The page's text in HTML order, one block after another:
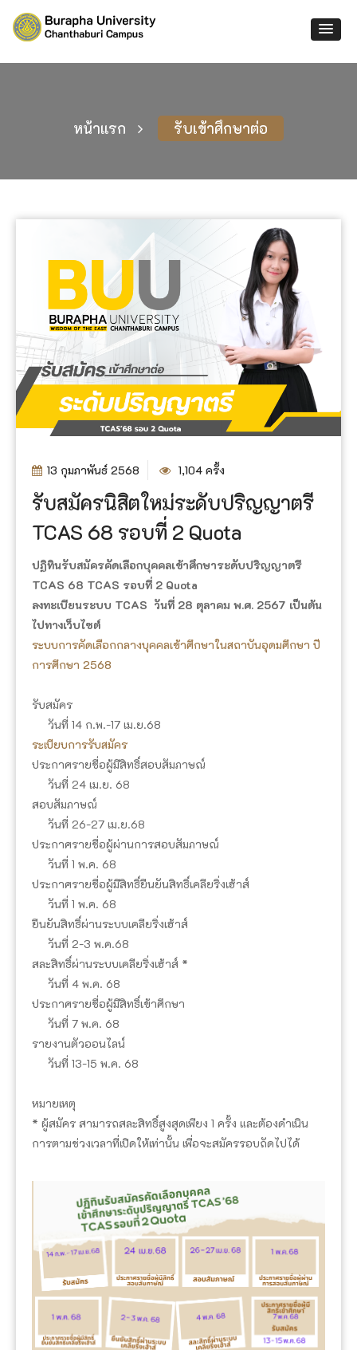
หน้าแรก รับเข้าศึกษาต่อ
13 กุมภาพันธ์ 2568 1,104 ครั้ง
รับสมัครนิสิตใหม่ระดับปริญญาตรี
TCAS 68 รอบที่ 2 Quota
ปฏิทินรับสมัครคัดเลือกบุคคลเข้าศึกษาระดับปริญญาตรี
TCAS 68 TCAS รอบที่ 2 Quota
ลงทะเบียนระบบ TCAS วันที่ 28 ตุลาคม พ.ศ. 2567 เป็นต้น
ไปทางเว็บไซต์
ระบบการคัดเลือกกลางบุคคลเข้าศึกษาในสถาบันอุดมศึกษา ปี
การศึกษา 2568
รับสมัคร
วันที่ 14 ก.พ.-17 เม.ย.68
ระเบียบการรับสมัคร
ประกาศรายชื่อผู้มีสิทธิ์สอบสัมภาษณ์
วันที่ 24 เม.ย. 68
สอบสัมภาษณ์
วันที่ 26-27 เม.ย.68
ประกาศรายชื่อผู้ผ่านการสอบสัมภาษณ์
วันที่ 1 พ.ค. 68
ประกาศรายชื่อผู้มีสิทธิ์ยืนยันสิทธิ์เคลียริ่งเฮ้าส์
วันที่ 1 พ.ค. 68
ยืนยันสิทธิ์ผ่านระบบเคลียริ่งเฮ้าส์
วันที่ 2-3 พ.ค.68
สละสิทธิ์ผ่านระบบเคลียริ่งเฮ้าส์ *
วันที่ 4 พ.ค. 68
ประกาศรายชื่อผู้มีสิทธิ์เข้าศึกษา
วันที่ 7 พ.ค. 68
รายงานตัวออนไลน์
วันที่ 13-15 พ.ค. 68
หมายเหตุ
* ผู้สมัคร สามารถสละสิทธิ์สูงสุดเพียง 1 ครั้ง และต้องดำเนิน
การตามช่วงเวลาที่เปิดให้เท่านั้น เพื่อจะสมัครรอบถัดไปได้